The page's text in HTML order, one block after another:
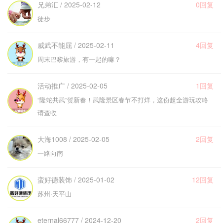
兄弟汇 / 2025-02-12 0回复
徒步
威武不能屈 / 2025-02-11 4回复
周末巴黎旅游，有一起的嘛？
活动推广 / 2025-02-05 1回复
“隆蛇共武”贺新春！武隆景区春节不打烊，这份超全游玩攻略
请查收
大海1008 / 2025-02-05 2回复
一路向南
蛮好德装饰 / 2025-01-02 12回复
苏州·天平山
eternal66777 / 2024-12-20 2回复